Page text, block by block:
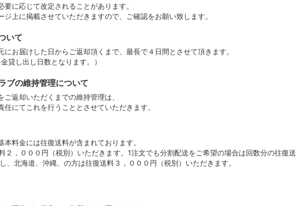
要に応じて改定されることがあります。
ジ上に掲載させていただきますので、ご確認をお願い致します。
いて
にお届けした日からご返却頂くまで、最長で４日間とさせて頂きます。
貸し出し日数となります。）
ブの維持管理について
返却いただくまでの維持管理は、
任にてこれを行うこととさせていただきます。
本料金には往復送料が含まれております。
２，０００円（税別）いただきます。1注文でも分割配送をご希望の場合は回数分の往復送
、北海道、沖縄、の方は往復送料３，０００円（税別）いただきます。